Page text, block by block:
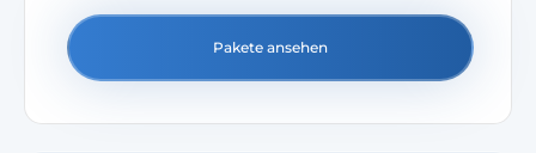
Pakete ansehen